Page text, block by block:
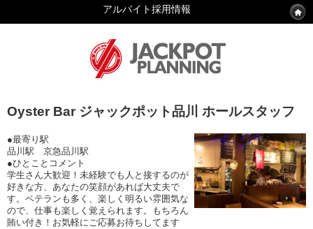
アルバイト採用情報
Oyster Bar ジャックポット品川 ホールスタッフ
●最寄り駅
品川駅 京急品川駅
●ひとことコメント
学生さん大歓迎！未経験でも人と接するのが
好きな方、あなたの笑顔があれば大丈夫で
す。ベテランも多く、楽しく明るい雰囲気な
ので、仕事も楽しく覚えられます。もちろん
賄い付き！お気軽にご応募お待ちしてます